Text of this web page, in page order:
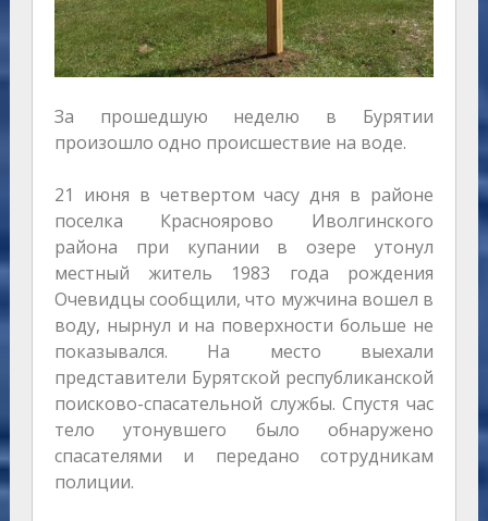
За прошедшую неделю в Бурятии
произошло одно происшествие на воде.
21 июня в четвертом часу дня в районе
поселка Красноярово Иволгинского
района при купании в озере утонул
местный житель 1983 года рождения
Очевидцы сообщили, что мужчина вошел в
воду, нырнул и на поверхности больше не
показывался. На место выехали
представители Бурятской республиканской
поисково-спасательной службы. Спустя час
тело утонувшего было обнаружено
спасателями и передано сотрудникам
полиции.